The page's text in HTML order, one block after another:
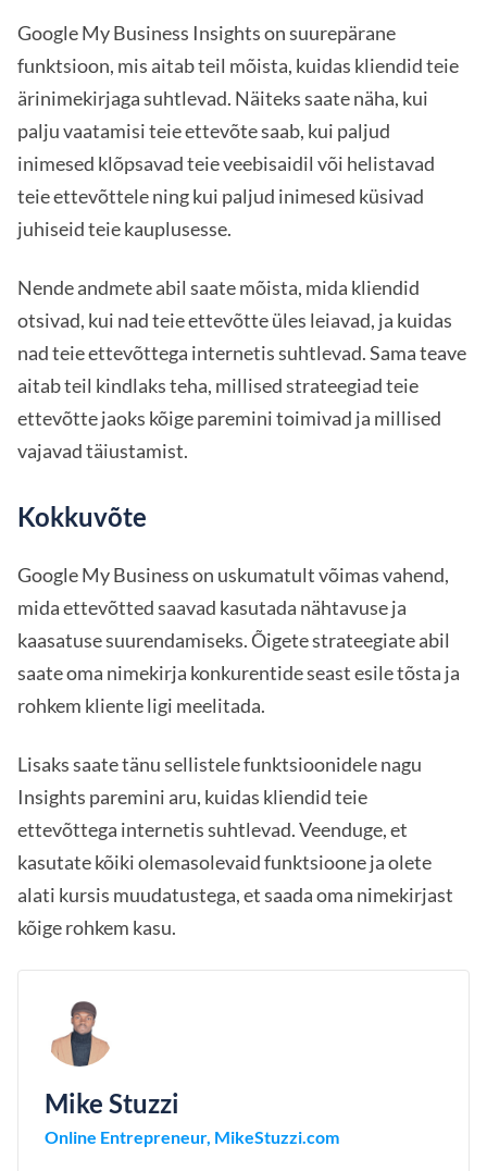
Google My Business Insights on suurepärane
funktsioon, mis aitab teil mõista, kuidas kliendid teie
ärinimekirjaga suhtlevad. Näiteks saate näha, kui
palju vaatamisi teie ettevõte saab, kui paljud
inimesed klõpsavad teie veebisaidil või helistavad
teie ettevõttele ning kui paljud inimesed küsivad
juhiseid teie kauplusesse.
Nende andmete abil saate mõista, mida kliendid
otsivad, kui nad teie ettevõtte üles leiavad, ja kuidas
nad teie ettevõttega internetis suhtlevad. Sama teave
aitab teil kindlaks teha, millised strateegiad teie
ettevõtte jaoks kõige paremini toimivad ja millised
vajavad täiustamist.
Kokkuvõte
Google My Business on uskumatult võimas vahend,
mida ettevõtted saavad kasutada nähtavuse ja
kaasatuse suurendamiseks. Õigete strateegiate abil
saate oma nimekirja konkurentide seast esile tõsta ja
rohkem kliente ligi meelitada.
Lisaks saate tänu sellistele funktsioonidele nagu
Insights paremini aru, kuidas kliendid teie
ettevõttega internetis suhtlevad. Veenduge, et
kasutate kõiki olemasolevaid funktsioone ja olete
alati kursis muudatustega, et saada oma nimekirjast
kõige rohkem kasu.
Mike Stuzzi
Online Entrepreneur, MikeStuzzi.com